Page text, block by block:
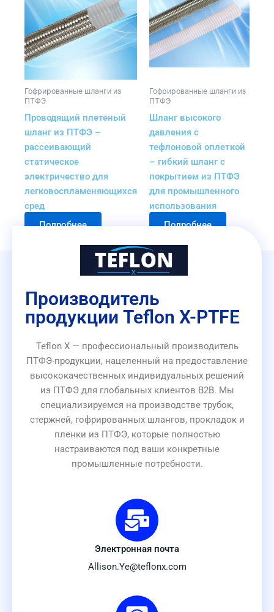
Гофрированные шланги из
ПТФЭ
Проводящий плетеный
шланг из ПТФЭ –
рассеивающий
статическое
электричество для
легковоспламеняющихся
сред
Подробнее
Гофрированные шланги из
ПТФЭ
Шланг высокого
давления с
тефлоновой оплеткой
– гибкий шланг с
покрытием из ПТФЭ
для промышленного
использования
Подробнее
Производитель
продукции Teflon X-PTFE
Teflon X — профессиональный производитель
ПТФЭ-продукции, нацеленный на предоставление
высококачественных индивидуальных решений
из ПТФЭ для глобальных клиентов B2B. Мы
специализируемся на производстве трубок,
стержней, гофрированных шлангов, прокладок и
пленки из ПТФЭ, которые полностью
настраиваются под ваши конкретные
промышленные потребности.
Электронная почта
Allison.Ye@teflonx.com